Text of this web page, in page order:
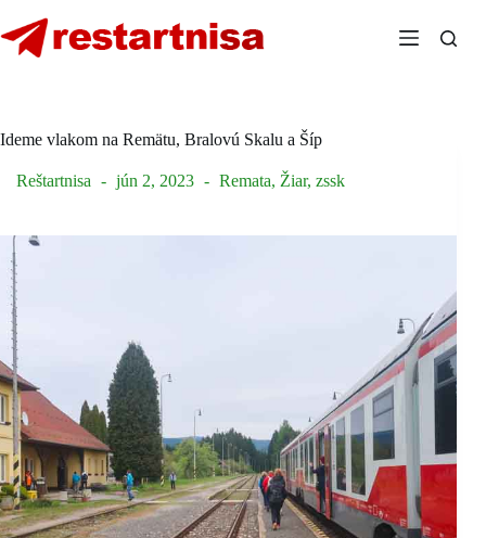
to
content
Ideme vlakom na Remätu, Bralovú Skalu a Šíp
Reštartnisa jún 2, 2023 Remata, Žiar, zssk